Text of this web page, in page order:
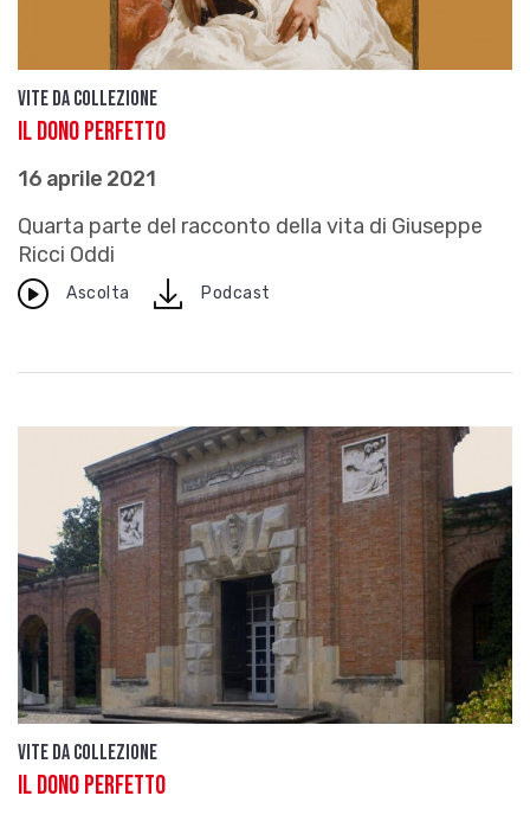
Vite da Collezione
Il dono perfetto
16 aprile 2021
Quarta parte del racconto della vita di Giuseppe
Ricci Oddi
Ascolta downloadPodcast
Vite da Collezione
Il dono perfetto